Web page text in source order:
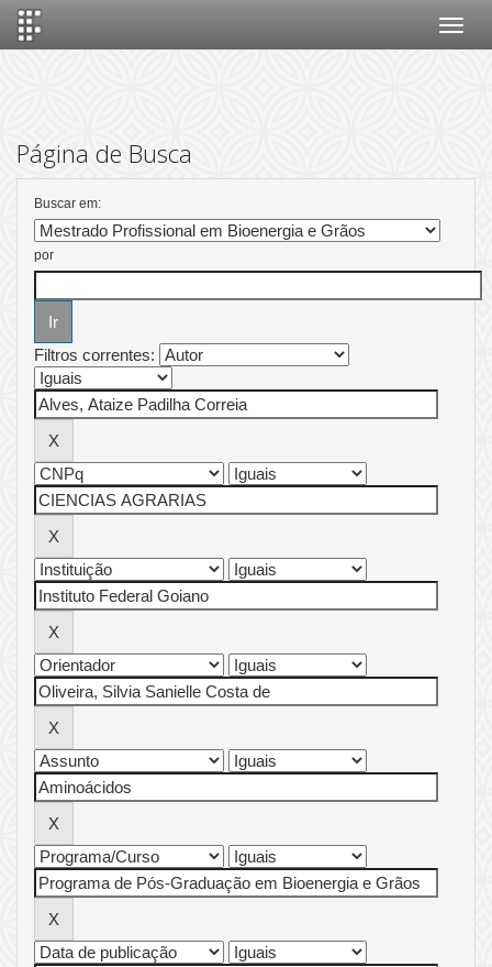
Página de Busca
Buscar em:
por
Filtros correntes: